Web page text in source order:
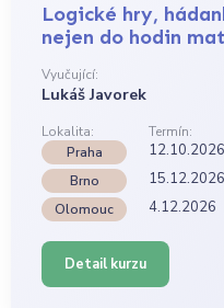
Logické hry,
nejen do hodin
Vyučující:
Lukáš Javorek
Lokalita:
Termín:
Praha
12.10.2026
Brno 15.12.2026
Olomouc 4.12.2026
Detail kurzu